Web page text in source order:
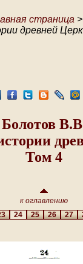
страница >
древней
Болотов
Том 4
к оглавлению
24 252627